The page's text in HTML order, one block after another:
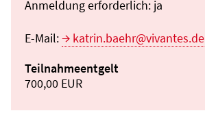
Anmeldung erforderlich: ja
E-Mail:
katrin.baehr@vivantes.de
Teilnahmeentgelt
700,00 EUR